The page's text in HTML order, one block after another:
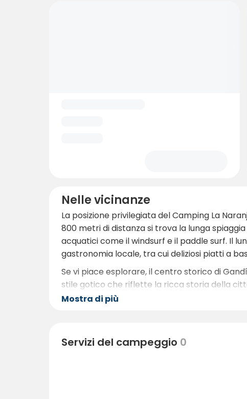
Nelle vicinanze
La posizione privilegiata del Camping La
800 metri di distanza si trova la lunga
acquatici come il windsurf e il paddle surf. Il
gastronomia locale, tra cui deliziosi piatti a
Se vi piace esplorare, il centro storico di
stile gotico che riflette la ricca storia della
esplorare i paesaggi naturali di Valencia. Per
si ha bisogno durante il soggiorno.
Mostra di più
Servizi del campeggio 0